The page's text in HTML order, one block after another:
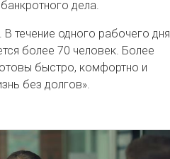
дела.
течение одного рабочего дня
более 70 человек. Более
быстро, комфортно и
без долгов».